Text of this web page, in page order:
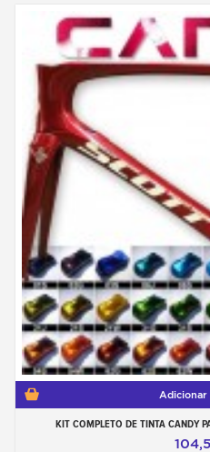
Adicionar
KIT COMPLETO DE TINTA CANDY